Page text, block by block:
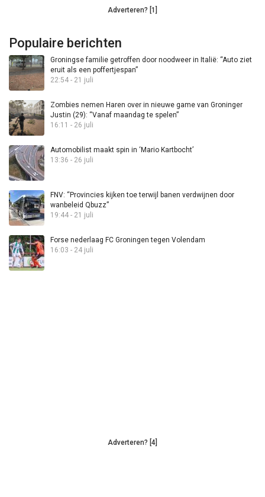
Adverteren? [1]
Populaire berichten
Groningse familie getroffen door noodweer in Italië: “Auto ziet
eruit als een poffertjespan”
22:54 - 21 juli
Zombies nemen Haren over in nieuwe game van Groninger
Justin (29): “Vanaf maandag te spelen”
16:11 - 26 juli
Automobilist maakt spin in ‘Mario Kartbocht’
13:36 - 26 juli
FNV: “Provincies kijken toe terwijl banen verdwijnen door
wanbeleid Qbuzz”
19:44 - 21 juli
Forse nederlaag FC Groningen tegen Volendam
16:03 - 24 juli
Adverteren? [4]